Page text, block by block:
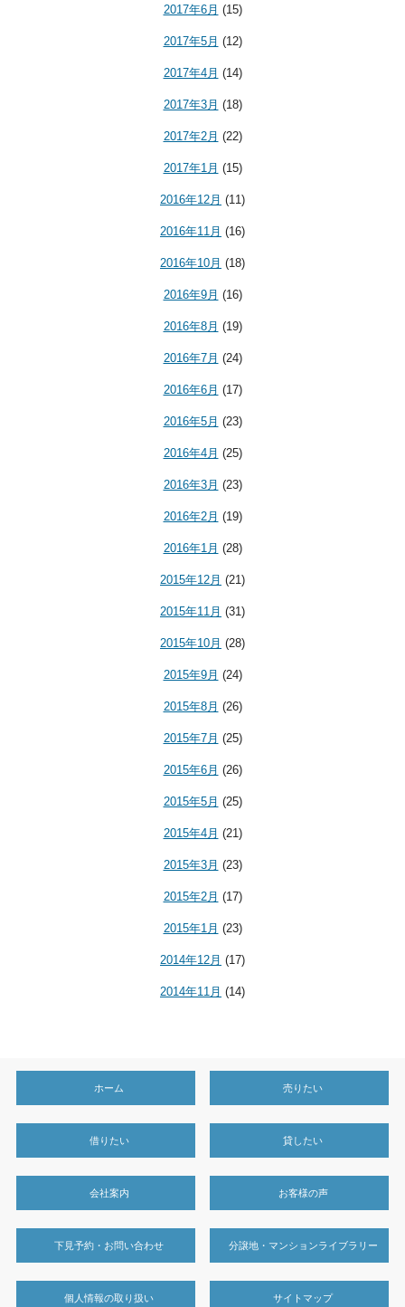
2017年6月 (15)
2017年5月 (12)
2017年4月 (14)
2017年3月 (18)
2017年2月 (22)
2017年1月 (15)
2016年12月 (11)
2016年11月 (16)
2016年10月 (18)
2016年9月 (16)
2016年8月 (19)
2016年7月 (24)
2016年6月 (17)
2016年5月 (23)
2016年4月 (25)
2016年3月 (23)
2016年2月 (19)
2016年1月 (28)
2015年12月 (21)
2015年11月 (31)
2015年10月 (28)
2015年9月 (24)
2015年8月 (26)
2015年7月 (25)
2015年6月 (26)
2015年5月 (25)
2015年4月 (21)
2015年3月 (23)
2015年2月 (17)
2015年1月 (23)
2014年12月 (17)
2014年11月 (14)
ホーム 売りたい
借りたい 貸したい
会社案内 お客様の声
下見予約・お問い合わせ 分譲地・マンションライブラリー
個人情報の取り扱い サイトマップ